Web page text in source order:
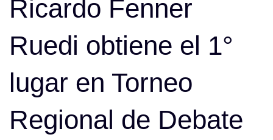
Ricardo Fenner
Ruedi obtiene el 1°
lugar en Torneo
Regional de Debate